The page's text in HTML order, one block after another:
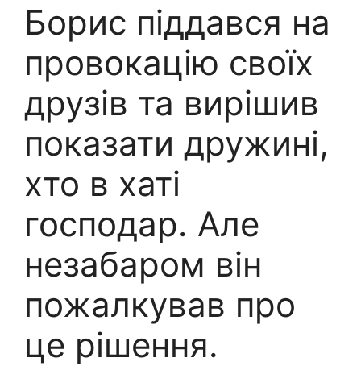
Борис піддався на
провокацію своїх
друзів та вирішив
показати дружині,
хто в хаті
господар. Але
незабаром він
пожалкував про
це рішення.